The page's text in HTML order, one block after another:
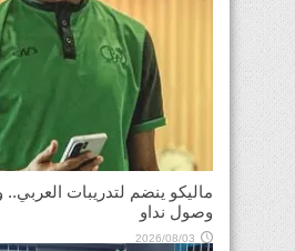
ماليكو ينضم لتدريبات العربي..
وصول نداو
2026/08/03